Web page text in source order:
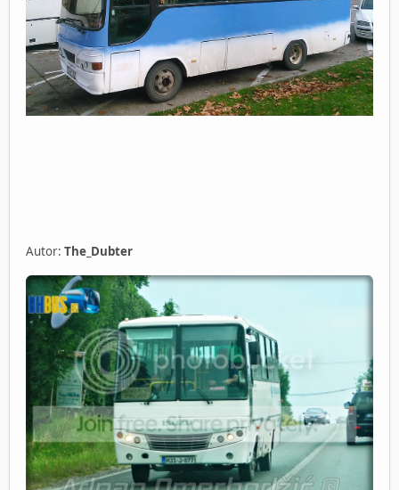
Autor: The_Dubter